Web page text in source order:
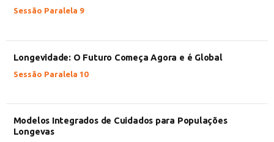
Sessão Paralela 9
Longevidade: O Futuro Começa Agora e é Global
Sessão Paralela 10
Modelos Integrados de Cuidados para Populações
Longevas